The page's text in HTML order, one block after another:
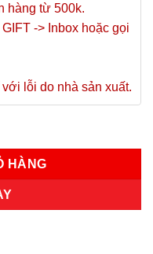
hàng từ 500k.
-> Inbox hoặc gọi
lỗi do nhà sản xuất.
Dây Da (Hồng) số
HÀNG